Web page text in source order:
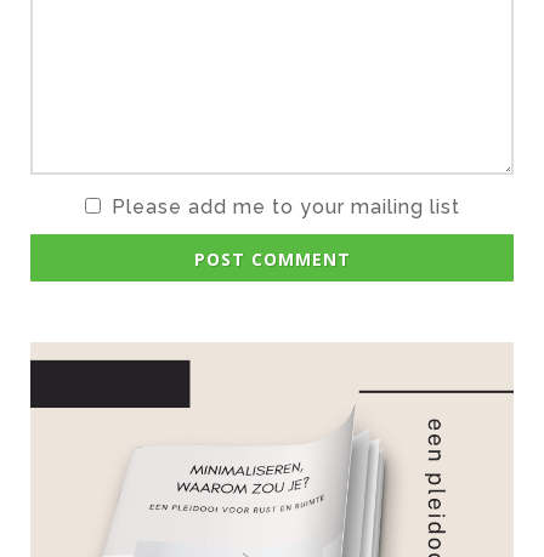
Please add me to your mailing list
POST COMMENT